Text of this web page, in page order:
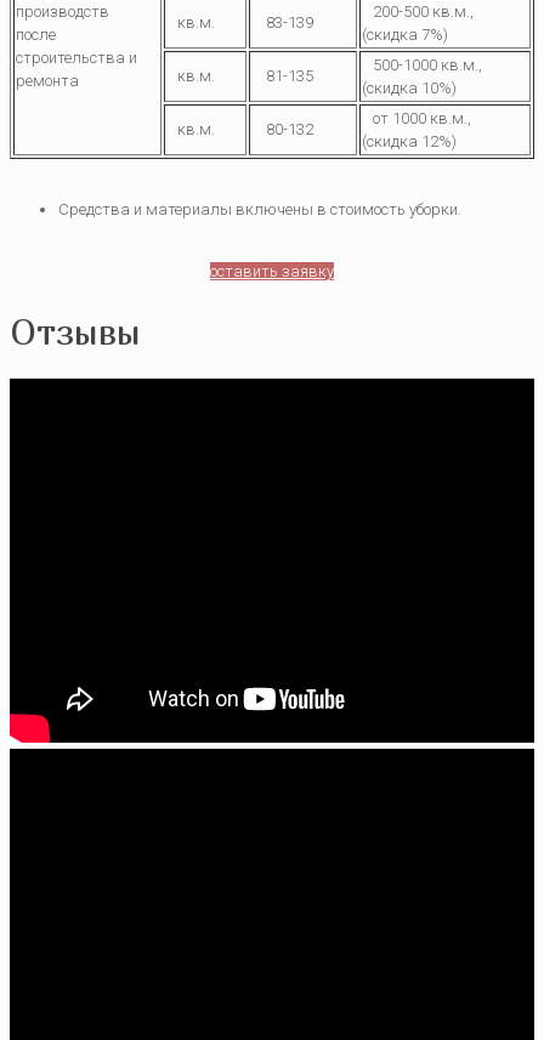
производств
после
строительства и
ремонта
кв.м. 83-139
200-500 кв.м.,
(скидка 7%)
кв.м. 81-135
500-1000 кв.м.,
(скидка 10%)
кв.м. 80-132
от 1000 кв.м.,
(скидка 12%)
Средства и материалы включены в стоимость уборки.
оставить заявку
Отзывы